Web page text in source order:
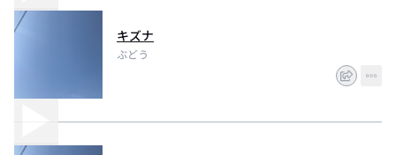
キズナ
ぶどう